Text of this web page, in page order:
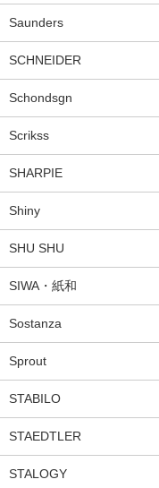
Saunders
SCHNEIDER
Schondsgn
Scrikss
SHARPIE
Shiny
SHU SHU
SIWA・紙和
Sostanza
Sprout
STABILO
STAEDTLER
STALOGY